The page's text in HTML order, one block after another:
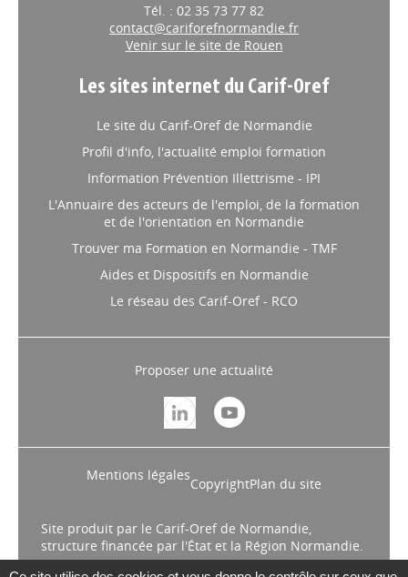
Tél. : 02 35 73 77 82
contact@cariforefnormandie.fr
Venir sur le site de Rouen
Les sites internet du Carif-Oref
Le site du Carif-Oref de Normandie
Profil d'info, l'actualité emploi formation
Information Prévention Illettrisme - IPI
L'Annuaire des acteurs de l'emploi, de la formation
et de l'orientation en Normandie
Trouver ma Formation en Normandie - TMF
Aides et Dispositifs en Normandie
Le réseau des Carif-Oref - RCO
Proposer une actualité
Mentions légales
CopyrightPlan du site
Site produit par le Carif-Oref de Normandie,
structure financée par l'État et la Région Normandie.